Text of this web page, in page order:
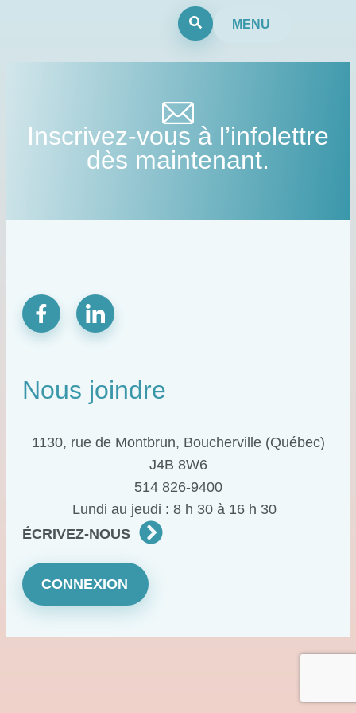
MENU
Inscrivez-vous à l’infolettre
dès maintenant.
Nous joindre
1130, rue de Montbrun, Boucherville (Québec)
J4B 8W6
514 826-9400
Lundi au jeudi : 8 h 30 à 16 h 30
ÉCRIVEZ-NOUS
CONNEXION